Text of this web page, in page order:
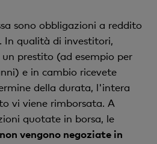
sono obbligazioni a reddito
In qualità di investitori,
prestito (ad esempio per
e in cambio ricevete
della durata, l'intera
vi viene rimborsata. A
quotate in borsa, le
non vengono negoziate in